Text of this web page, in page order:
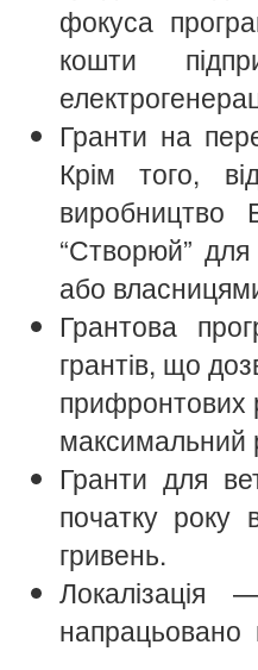
фокуса
кошти
Гранти на
Крім того,
“Створюй”
або
Грантова
грантів, що
прифронтових
максимальний
Гранти для
початку року
гривень.
Локалізація
напрацьовано